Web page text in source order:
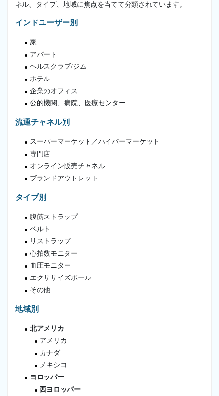
ネル、タイプ、地域に焦点を当てて分類されています。
インドユーザー別
家
アパート
ヘルスクラブ/ジム
ホテル
企業のオフィス
公的機関、病院、医療センター
流通チャネル別
スーパーマーケット／ハイパーマーケット
専門店
オンライン販売チャネル
ブランドアウトレット
タイプ別
腹筋ストラップ
ベルト
リストラップ
心拍数モニター
血圧モニター
エクササイズボール
その他
地域別
北アメリカ
アメリカ
カナダ
メキシコ
ヨロッパー
西ヨロッパー